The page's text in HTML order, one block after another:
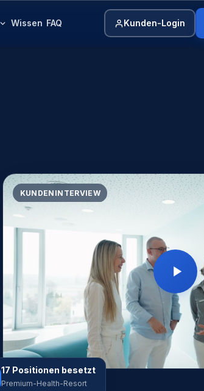
Wissen FAQ Kunden-Login
KUNDENINTERVIEW
17 Positionen besetzt
Premium-Health-Resort